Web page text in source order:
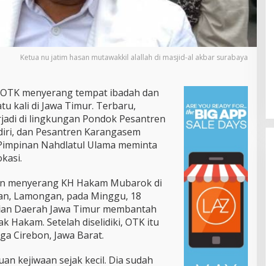
Ketua nu jatim hasan mutawakkil alallah di masjid-al akbar surabaya
menyerang tempat ibadah dan
kali di Jawa Timur. Terbaru,
di lingkungan Pondok Pesantren
dan Pesantren Karangasem
Nahdlatul Ulama meminta
menyerang KH Hakam Mubarok di
Lamongan, pada Minggu, 18
Daerah Jawa Timur membantah
Hakam. Setelah diselidiki, OTK itu
Cirebon, Jawa Barat.
kejiwaan sejak kecil. Dia sudah
Gubernur Yulius Selvanus Perkuat
Layanan Kesehatan Sulut,
Resmikan Unit Hemodialisis dan
Dorong RSUD Bitung Naik Tipe C
Juli 12, 2026